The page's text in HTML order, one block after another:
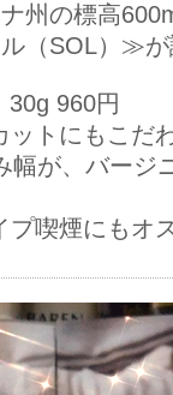
州の標高
（SOL）≫が
960円
ットにもこだ
幅が、バージ
プ喫煙にもオ